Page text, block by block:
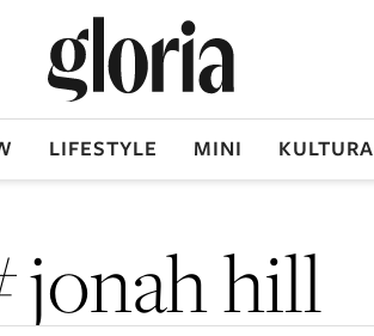
LIFESTYLE MINI KULTURA
jonah hill